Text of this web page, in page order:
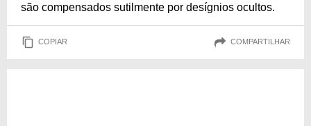
são compensados sutilmente por desígnios ocultos.
COPIAR COMPARTILHAR